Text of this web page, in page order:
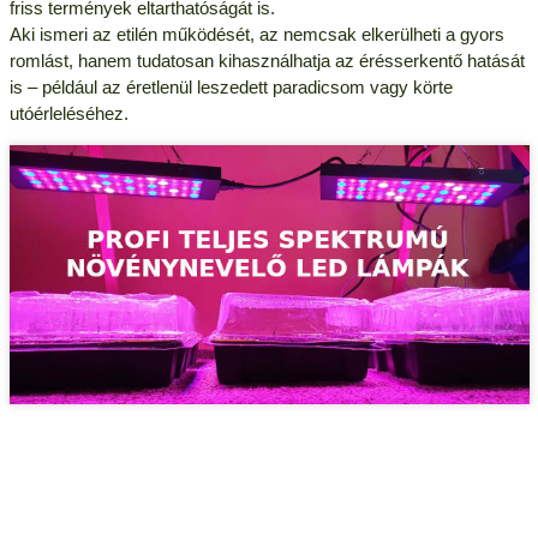
friss termények eltarthatóságát is.
Aki ismeri az etilén működését, az nemcsak elkerülheti a gyors
romlást, hanem tudatosan kihasználhatja az érésserkentő hatását
is – például az éretlenül leszedett paradicsom vagy körte
utóérleléséhez.